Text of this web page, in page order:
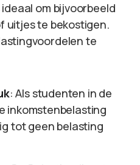
om bijvoorbeeld
uitjes te bekostigen.
te
: Als studenten in de
inkomstenbelasting
tot geen belasting